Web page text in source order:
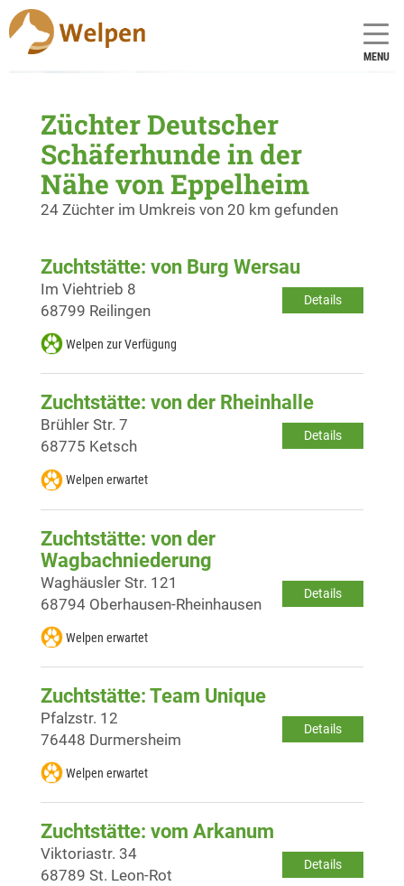
MENU
Züchter Deutscher
Schäferhunde in der
Nähe von Eppelheim
24 Züchter im Umkreis von 20 km gefunden
Zuchtstätte: von Burg Wersau
Details
Im Viehtrieb 8
68799 Reilingen
Welpen zur Verfügung
Zuchtstätte: von der Rheinhalle
Details
Brühler Str. 7
68775 Ketsch
Welpen erwartet
Zuchtstätte: von der
Wagbachniederung
Details
Waghäusler Str. 121
68794 Oberhausen-Rheinhausen
Welpen erwartet
Zuchtstätte: Team Unique
Details
Pfalzstr. 12
76448 Durmersheim
Welpen erwartet
Zuchtstätte: vom Arkanum
Details
Viktoriastr. 34
68789 St. Leon-Rot